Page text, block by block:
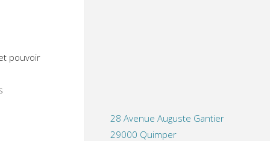
pouvoir
28 Avenue Auguste Gantier
29000 Quimper